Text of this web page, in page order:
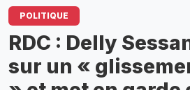
POLITIQUE
RDC : Delly
sur un «